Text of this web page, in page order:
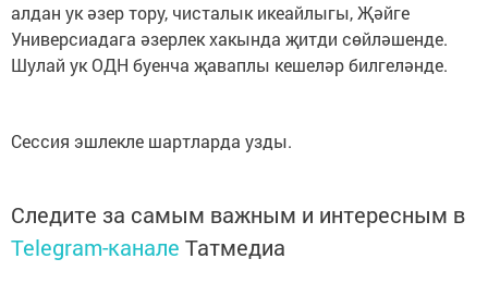
алдан ук әзер тору, чисталык икеайлыгы, Җәйге
Универсиадага әзерлек хакында җитди сөйләшенде.
Шулай ук ОДН буенча җаваплы кешеләр билгеләнде.
Сессия эшлекле шартларда узды.
Следите за самым важным и интересным в
Telegram-канале Татмедиа